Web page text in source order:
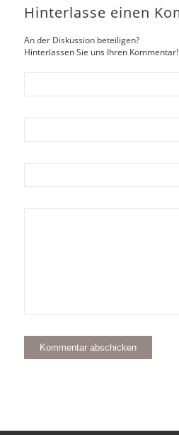
Hinterlasse einen
An der Diskussion beteiligen?
Hinterlassen Sie uns Ihren Kommentar!